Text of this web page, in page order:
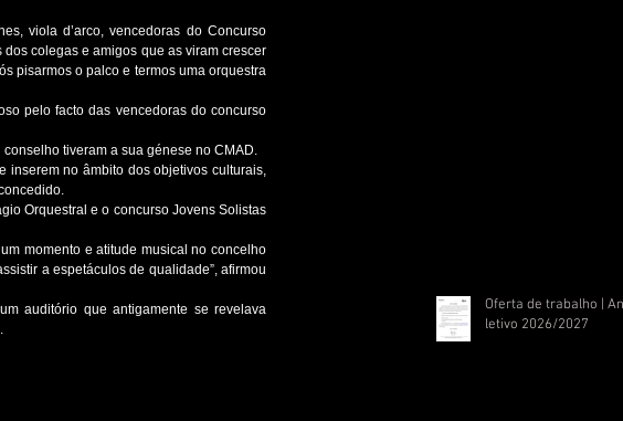
viola d’arco, vencedoras do Concurso
colegas e amigos que as viram crescer
pisarmos o palco e termos uma orquestra
pelo facto das vencedoras do concurso
tiveram a sua génese no CMAD.
inserem no âmbito dos objetivos culturais,
Orquestral e o concurso Jovens Solistas
momento e atitude musical no concelho
a espetáculos de qualidade”, afirmou
auditório que antigamente se revelava
Oferta de trabalho |
letivo 2026/2027